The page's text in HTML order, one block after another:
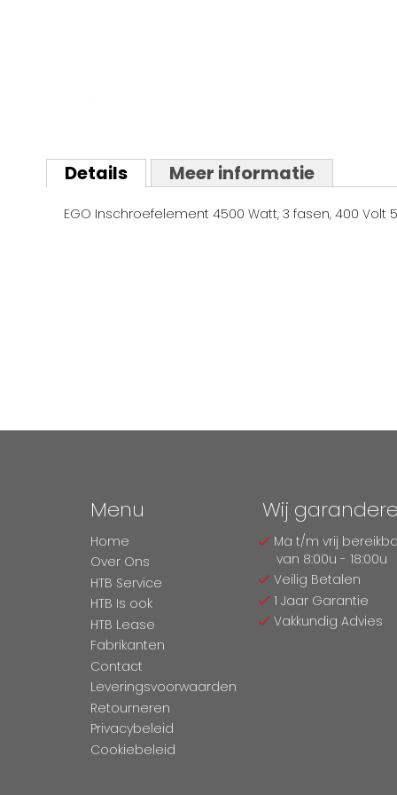
naar
het
van
Details
EGO Inschroefelement 4500 Watt, 3 fasen, 400 Volt
Meer informatie
Menu
Home
Over Ons
HTB Service
HTB Is ook
HTB Lease
Fabrikanten
Contact
Leveringsvoorwaarden
Retourneren
Privacybeleid
Cookiebeleid
Wij
Ma t/m vrij
van 8:00u - 18:00u
Veilig Betalen
1 Jaar Garantie
Vakkundig Advies